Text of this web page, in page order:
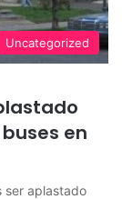
Uncategorized
en
ser aplastado